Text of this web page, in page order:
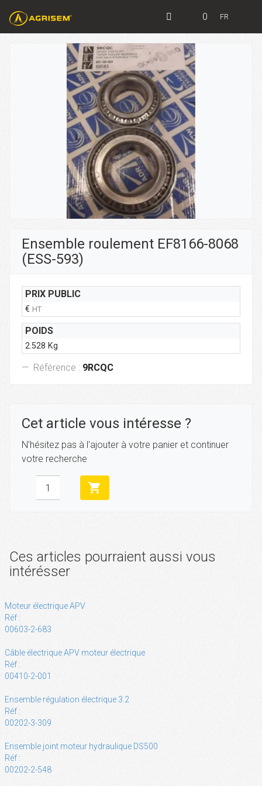
0 FR
Ensemble roulement EF8166-8068
(ESS-593)
PRIX PUBLIC
€ HT
POIDS
2.528 Kg
Référence : 9RCQC
Cet article vous intéresse ?
N'hésitez pas à l'ajouter à votre panier et continuer
votre recherche
shopping_cart
Ces articles pourraient aussi vous
intérésser
Moteur électrique APV
Réf :
00603-2-683
Câble électrique APV moteur électrique
Réf :
00410-2-001
Ensemble régulation électrique 3.2
Réf :
00202-3-309
Ensemble joint moteur hydraulique DS500
Réf :
00202-2-548